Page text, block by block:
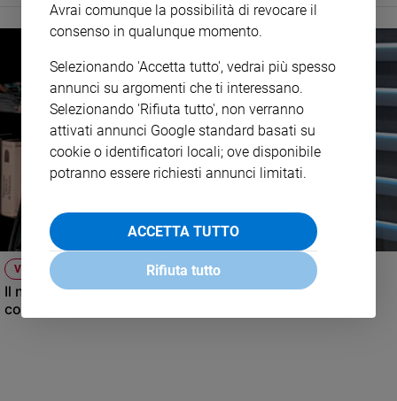
VIDEO
Il nuovo numero di Famiglia Cristiana raccontato dal
condirettore.
Avrai comunque la possibilità di revocare il
consenso in qualunque momento.
Selezionando 'Accetta tutto', vedrai più spesso
annunci su argomenti che ti interessano.
Selezionando 'Rifiuta tutto', non verranno
attivati annunci Google standard basati su
cookie o identificatori locali; ove disponibile
potranno essere richiesti annunci limitati.
ACCETTA TUTTO
Rifiuta tutto